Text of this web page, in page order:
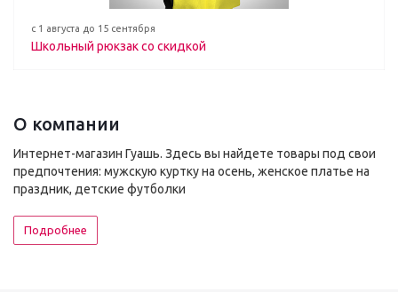
с 1 августа до 15 сентября
Школьный рюкзак со скидкой
О компании
Интернет-магазин Гуашь. Здесь вы найдете товары под свои
предпочтения: мужскую куртку на осень, женское платье на
праздник, детские футболки
Подробнее